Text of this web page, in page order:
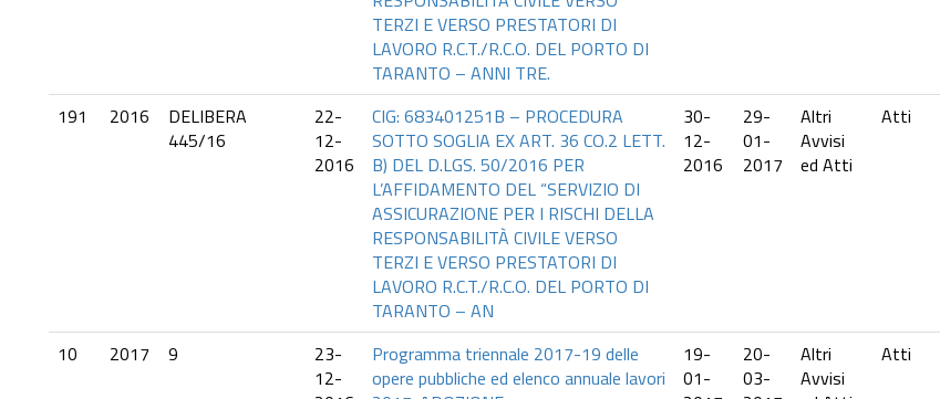
TERZI E VERSO PRESTATORI DI
LAVORO R.C.T./R.C.O. DEL PORTO DI
TARANTO – ANNI TRE.
191 2016
DELIBERA
445/16
22-
12-
2016
CIG: 683401251B – PROCEDURA
SOTTO SOGLIA EX ART. 36 CO.2 LETT.
B) DEL D.LGS. 50/2016 PER
L’AFFIDAMENTO DEL “SERVIZIO DI
ASSICURAZIONE PER I RISCHI DELLA
RESPONSABILITÀ CIVILE VERSO
TERZI E VERSO PRESTATORI DI
LAVORO R.C.T./R.C.O. DEL PORTO DI
TARANTO – AN
30-
12-
2016
29-
01-
2017
Altri
Avvisi
ed Atti
Atti
10 2017 9
23-
12-
Programma triennale 2017-19 delle
opere pubbliche ed elenco annuale lavori
19-
01-
20-
03-
Altri
Avvisi
Atti